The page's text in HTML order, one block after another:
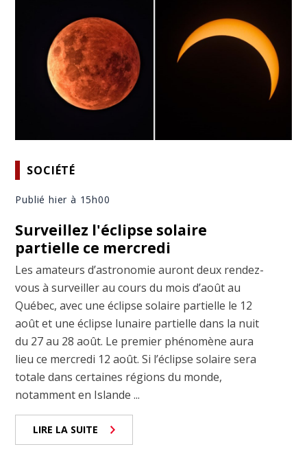
SOCIÉTÉ
Publié hier à 15h00
Surveillez l'éclipse solaire
partielle ce mercredi
Les amateurs d’astronomie auront deux rendez-
vous à surveiller au cours du mois d’août au
Québec, avec une éclipse solaire partielle le 12
août et une éclipse lunaire partielle dans la nuit
du 27 au 28 août. Le premier phénomène aura
lieu ce mercredi 12 août. Si l’éclipse solaire sera
totale dans certaines régions du monde,
notamment en Islande ...
LIRE LA SUITE